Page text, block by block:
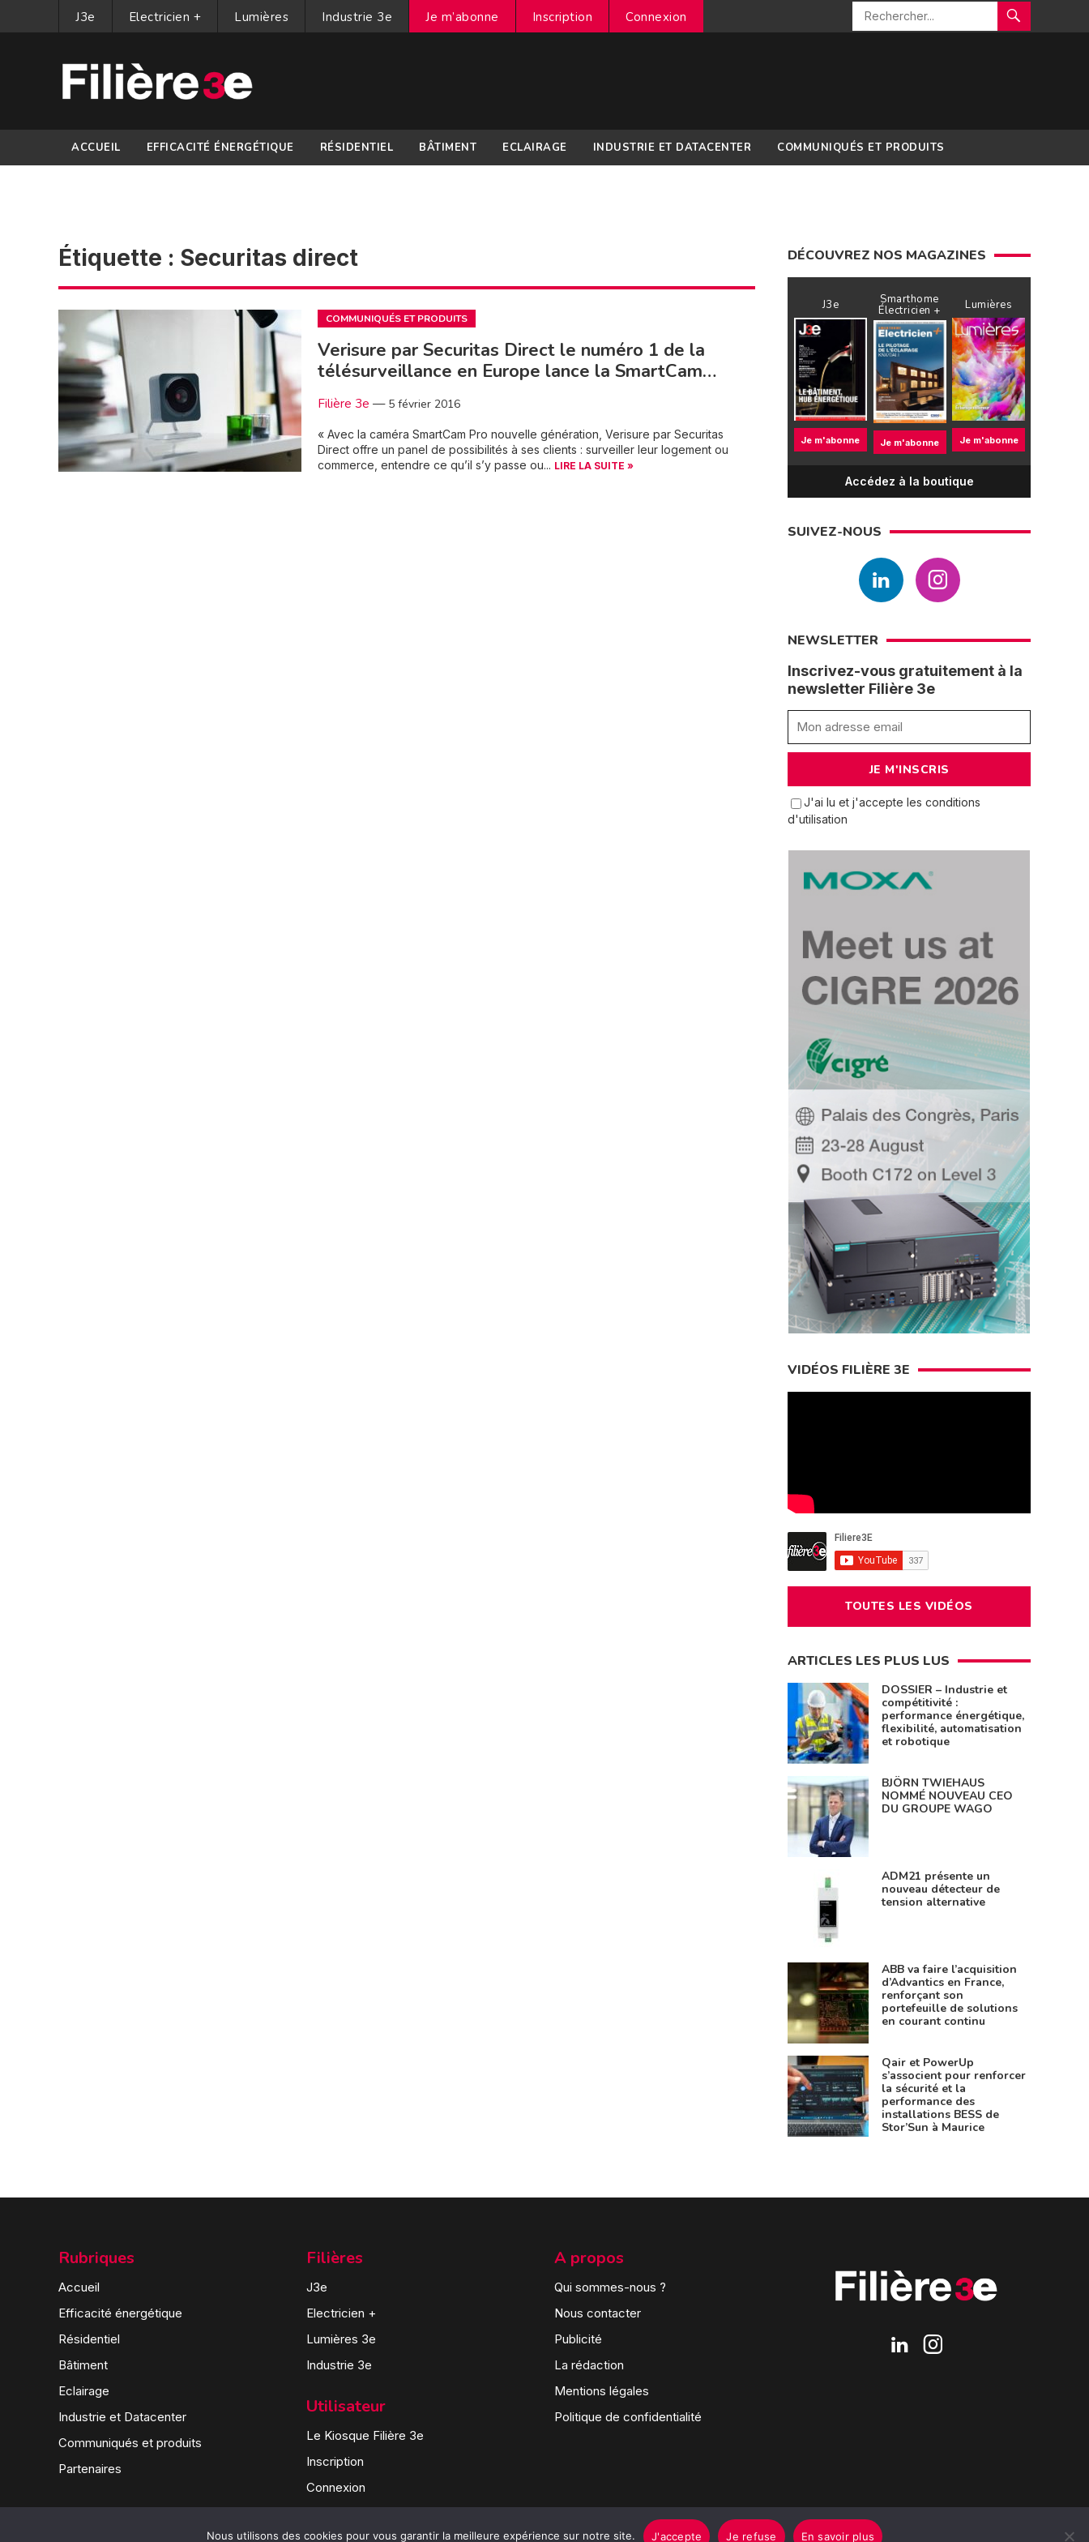
J3e Electricien + Lumières Industrie 3e Je m’abonne Inscription Connexion
ACCUEIL EFFICACITÉ ÉNERGÉTIQUE RÉSIDENTIEL BÂTIMENT ECLAIRAGE INDUSTRIE ET DATACENTER COMMUNIQUÉS ET PRODUITS
Étiquette : Securitas direct
COMMUNIQUÉS ET PRODUITS
Verisure par Securitas Direct le numéro 1 de la
télésurveillance en Europe lance la SmartCam…
Filière 3e — 5 février 2016
« Avec la caméra SmartCam Pro nouvelle génération, Verisure par Securitas
Direct offre un panel de possibilités à ses clients : surveiller leur logement ou
commerce, entendre ce qu’il s’y passe ou... LIRE LA SUITE »
DÉCOUVREZ NOS MAGAZINES
J3e
Je m'abonne
Smarthome
Électricien +
Je m'abonne
Lumières
Je m'abonne
Accédez à la boutique
SUIVEZ-NOUS
NEWSLETTER
Inscrivez-vous gratuitement à la
newsletter Filière 3e
J'ai lu et j'accepte les conditions
d'utilisation
VIDÉOS FILIÈRE 3E
TOUTES LES VIDÉOS
ARTICLES LES PLUS LUS
DOSSIER – Industrie et
compétitivité :
performance énergétique,
flexibilité, automatisation
et robotique
BJÖRN TWIEHAUS
NOMMÉ NOUVEAU CEO
DU GROUPE WAGO
ADM21 présente un
nouveau détecteur de
tension alternative
ABB va faire l’acquisition
d’Advantics en France,
renforçant son
portefeuille de solutions
en courant continu
Qair et PowerUp
s’associent pour renforcer
la sécurité et la
performance des
installations BESS de
Stor’Sun à Maurice
Rubriques
Accueil
Efficacité énergétique
Résidentiel
Bâtiment
Eclairage
Industrie et Datacenter
Communiqués et produits
Partenaires
Filières
J3e
Electricien +
Lumières 3e
Industrie 3e
Utilisateur
Le Kiosque Filière 3e
Inscription
Connexion
A propos
Qui sommes-nous ?
Nous contacter
Publicité
La rédaction
Mentions légales
Politique de confidentialité
Nous utilisons des cookies pour vous garantir la meilleure expérience sur notre site. J'accepte Je refuse En savoir plus